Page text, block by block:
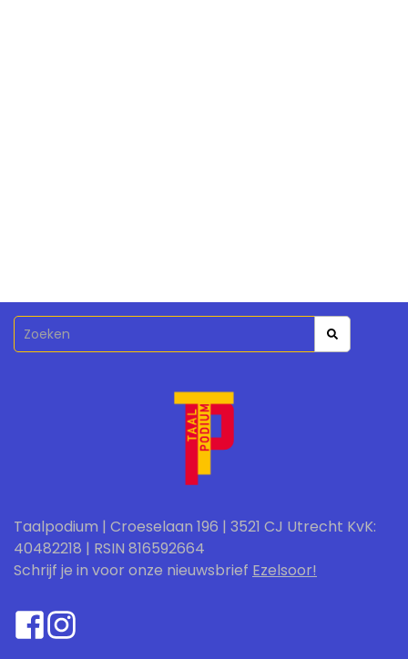
Taalpodium | Croeselaan 196 | 3521 CJ Utrecht KvK:
40482218 | RSIN 816592664
Schrijf je in voor onze nieuwsbrief Ezelsoor!